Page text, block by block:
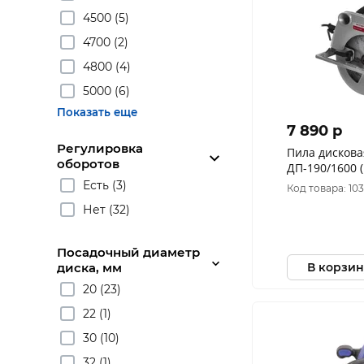
4500 (5)
4700 (2)
4800 (4)
5000 (6)
Показать еще
Регулировка
оборотов
Есть (3)
Нет (32)
Посадочный диаметр
диска, мм
20 (23)
22 (1)
30 (10)
7 890 p
Пила
ДП-190/1600
Код товара:
В